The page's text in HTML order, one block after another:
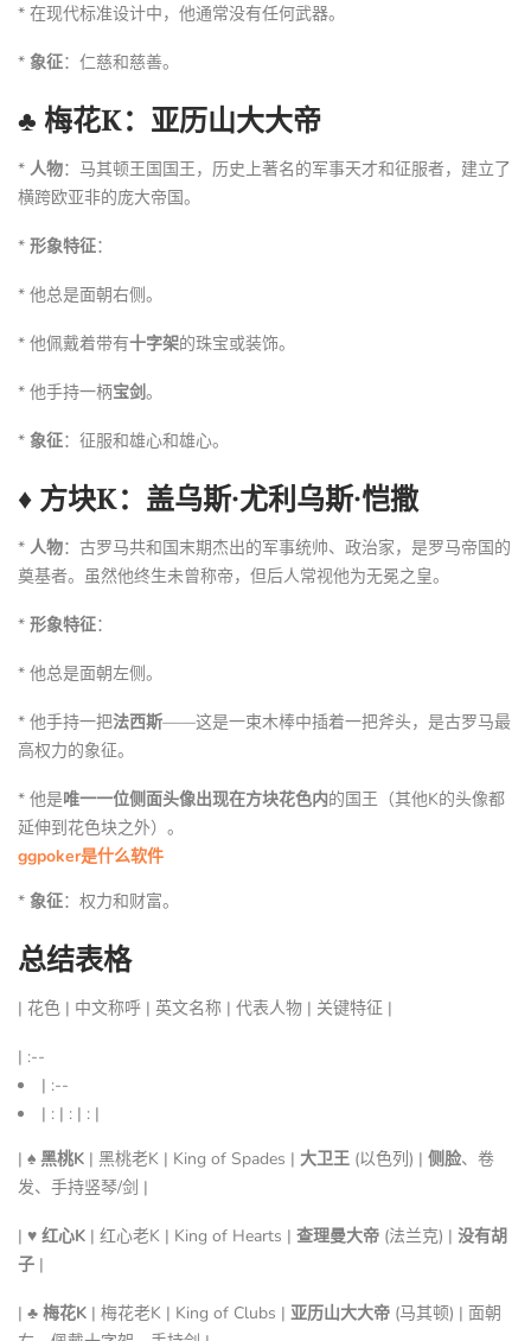
* 在现代标准设计中，他通常没有任何武器。
* 象征：仁慈和慈善。
♣ 梅花K：亚历山大大帝
* 人物：马其顿王国国王，历史上著名的军事天才和征服者，建立了
横跨欧亚非的庞大帝国。
* 形象特征：
* 他总是面朝右侧。
* 他佩戴着带有十字架的珠宝或装饰。
* 他手持一柄宝剑。
* 象征：征服和雄心和雄心。
♦ 方块K：盖乌斯·尤利乌斯·恺撒
* 人物：古罗马共和国末期杰出的军事统帅、政治家，是罗马帝国的
奠基者。虽然他终生未曾称帝，但后人常视他为无冕之皇。
* 形象特征：
* 他总是面朝左侧。
* 他手持一把法西斯——这是一束木棒中插着一把斧头，是古罗马最
高权力的象征。
* 他是唯一一位侧面头像出现在方块花色内的国王（其他K的头像都
延伸到花色块之外）。
ggpoker是什么软件
* 象征：权力和财富。
总结表格
| 花色 | 中文称呼 | 英文名称 | 代表人物 | 关键特征 |
| :--
| :--
| : | : | : |
| ♠ 黑桃K | 黑桃老K | King of Spades | 大卫王 (以色列) | 侧脸、卷
发、手持竖琴/剑 |
| ♥ 红心K | 红心老K | King of Hearts | 查理曼大帝 (法兰克) | 没有胡
子 |
| ♣ 梅花K | 梅花老K | King of Clubs | 亚历山大大帝 (马其顿) | 面朝